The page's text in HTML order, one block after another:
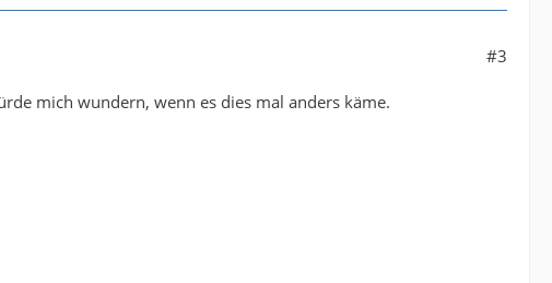
#3
mich wundern, wenn es dies mal anders käme.